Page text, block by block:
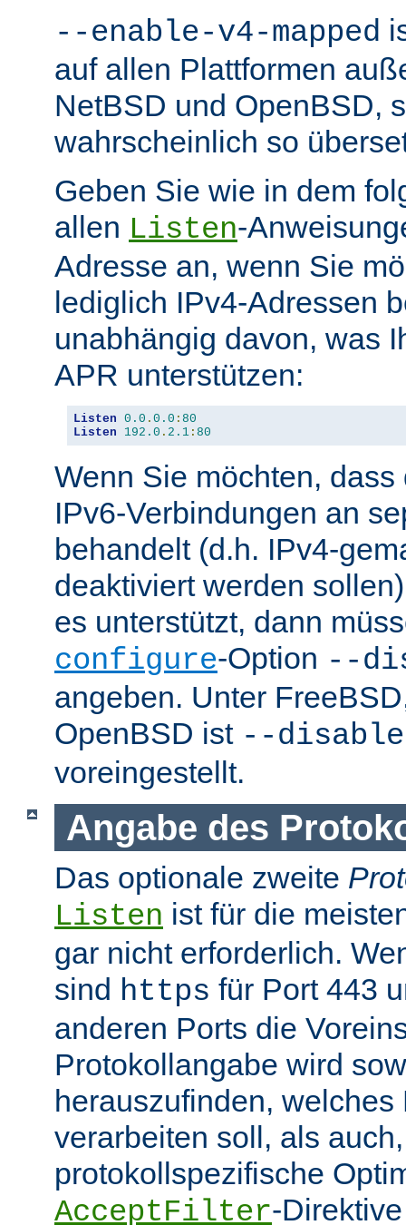
--enable-v4-mapped
auf allen Plattformen
NetBSD und OpenBSD,
wahrscheinlich so
Geben Sie wie in dem
allen Listen-
Adresse an, wenn Sie
lediglich IPv4-Adressen
unabhängig davon, was
APR unterstützen:
Listen 0.0 . 0.0 : 80
Listen
192.0 . 2.1 : 80
Wenn Sie möchten,
IPv6-Verbindungen an
behandelt (d.h. IPv4-
deaktiviert werden
es unterstützt, dann
configure-Option --
angeben. Unter
OpenBSD ist --
voreingestellt.
Angabe des
Das optionale zweite
Listen ist für die
gar nicht erforderlich.
sind https für Port 443
anderen Ports die
Protokollangabe wird
herauszufinden, welches
verarbeiten soll, als
protokollspezifische
AcceptFilter-